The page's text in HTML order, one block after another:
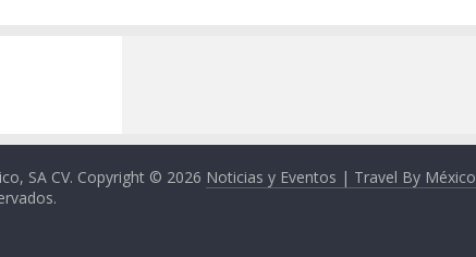
SA CV. Copyright © 2026 Noticias y Eventos | Travel By México